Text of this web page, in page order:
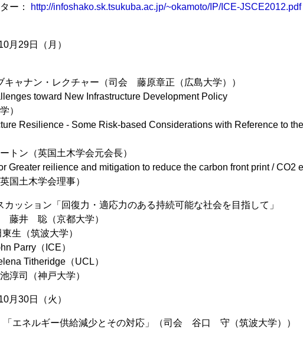
ー： http://infoshako.sk.tsukuba.ac.jp/~okamoto/IP/ICE-JSCE2012.pdf
29日（月）
ャナン・レクチャー（司会 藤原章正（広島大学））
toward New Infrastructure Development Policy
）
Resilience - Some Risk-based Considerations with Reference to
トン（英国土木学会元会長）
Greater reilience and mitigation to reduce the carbon front print / CO2
国土木学会理事）
ッション「回復力・適応力のある持続可能な社会を目指して」
藤井 聡（京都大学）
生（筑波大学）
ICE）
（UCL）
戸大学）
30日（火）
エネルギー供給減少とその対応」（司会 谷口 守（筑波大学））